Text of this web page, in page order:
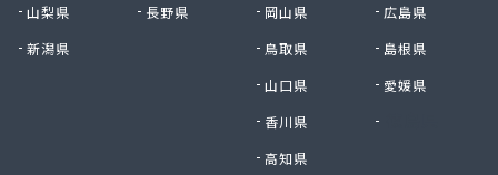
株式会社中部燃料
株式会社土川油店 L.P.G充填所
山梨県
長野県
新潟県
岡山県
広島県
鳥取県
島根県
山口県
愛媛県
香川県
高知県